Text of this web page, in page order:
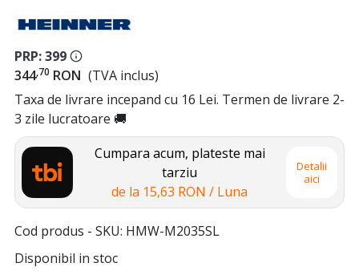
PRP: 399
344,70 RON (TVA inclus)
Taxa de livrare incepand cu 16 Lei. Termen de livrare 2-
3 zile lucratoare 🚚
Cumpara acum, plateste mai
tarziu
de la 15,63 RON / Luna
Detalii
aici
Cod produs - SKU HMW-M2035SL
Disponibil in stoc